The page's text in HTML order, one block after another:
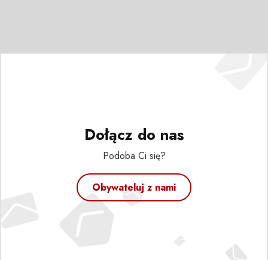
Dołącz do nas
Podoba Ci się?
Obywateluj z nami